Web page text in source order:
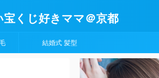
くじ好きママ＠京都
結婚式 髪型